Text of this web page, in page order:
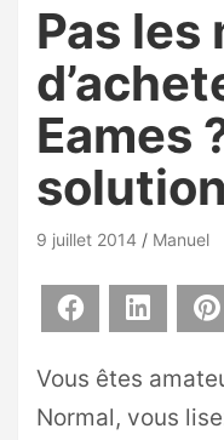
Pas les
Eames
9 juillet 2014 Manuel
Facebook LinkedIn
Vous êtes
Normal, vous